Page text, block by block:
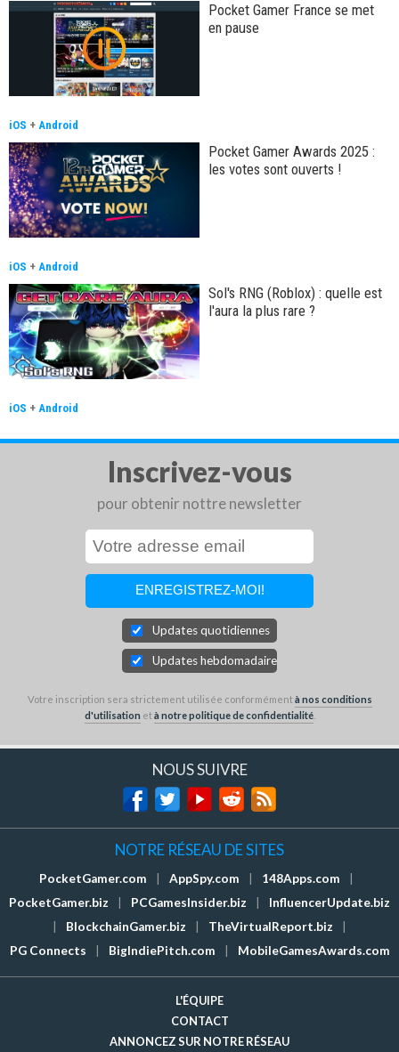
Pocket Gamer France se met
en pause
iOS + Android
Pocket Gamer Awards 2025 :
les votes sont ouverts !
iOS + Android
Sol's RNG (Roblox) : quelle est
l'aura la plus rare ?
iOS + Android
Inscrivez-vous
pour obtenir nottre newsletter
Updates quotidiennes
Updates hebdomadaires
Votre inscription sera strictement utilisée conformémentà nos conditions
d'utilisation età notre politique de confidentialité.
NOUS SUIVRE
NOTRE RÉSEAU DE SITES
PocketGamer.com AppSpy.com 148Apps.com
PocketGamer.biz
PCGamesInsider.biz
InfluencerUpdate.biz
BlockchainGamer.biz TheVirtualReport.biz
PG Connects
BigIndiePitch.com MobileGamesAwards.com
L'ÉQUIPE
CONTACT
ANNONCEZ SUR NOTRE RÉSEAU